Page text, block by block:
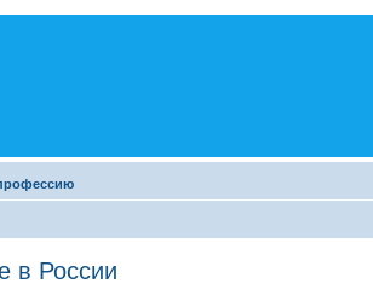
в России